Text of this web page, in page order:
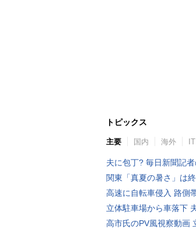
トピックス
主要 国内 海外
夫に包丁? 毎日新聞記
関東「真夏の暑さ」は
高速に自転車侵入 路側
立体駐車場から車落下
高市氏のPV風視察動画